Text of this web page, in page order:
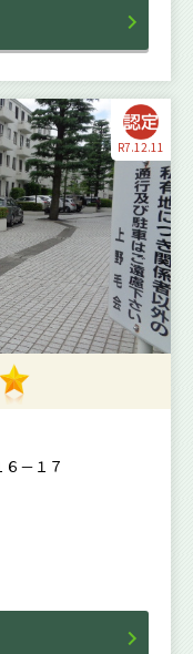
R7.12.11
－１７